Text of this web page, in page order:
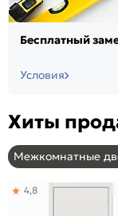
Бесплатный
Условия
Хиты
Межкомнатные
4,8